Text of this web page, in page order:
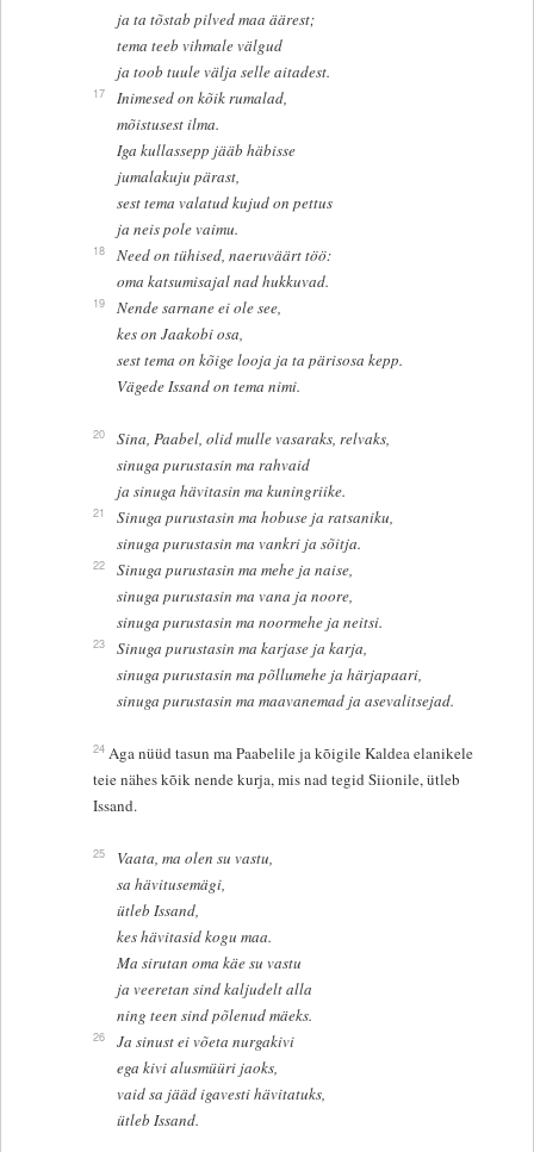
ja ta tõstab pilved maa äärest;
tema teeb vihmale välgud
ja toob tuule välja selle aitadest.
17
Inimesed on kõik rumalad,
mõistusest ilma.
Iga kullassepp jääb häbisse
jumalakuju pärast,
sest tema valatud kujud on pettus
ja neis pole vaimu.
18
Need on tühised, naeruväärt töö:
oma katsumisajal nad hukkuvad.
19
Nende sarnane ei ole see,
kes on Jaakobi osa,
sest tema on kõige looja ja ta pärisosa kepp.
Vägede Issand on tema nimi.
20
Sina, Paabel, olid mulle vasaraks, relvaks,
sinuga purustasin ma rahvaid
ja sinuga hävitasin ma kuningriike.
21
Sinuga purustasin ma hobuse ja ratsaniku,
sinuga purustasin ma vankri ja sõitja.
22
Sinuga purustasin ma mehe ja naise,
sinuga purustasin ma vana ja noore,
sinuga purustasin ma noormehe ja neitsi.
23
Sinuga purustasin ma karjase ja karja,
sinuga purustasin ma põllumehe ja härjapaari,
sinuga purustasin ma maavanemad ja asevalitsejad.
24 Aga nüüd tasun ma Paabelile ja kõigile Kaldea elanikele
teie nähes kõik nende kurja, mis nad tegid Siionile, ütleb
Issand.
25
Vaata, ma olen su vastu,
sa hävitusemägi,
ütleb Issand,
kes hävitasid kogu maa.
Ma sirutan oma käe su vastu
ja veeretan sind kaljudelt alla
ning teen sind põlenud mäeks.
26
Ja sinust ei võeta nurgakivi
ega kivi alusmüüri jaoks,
vaid sa jääd igavesti hävitatuks,
ütleb Issand.